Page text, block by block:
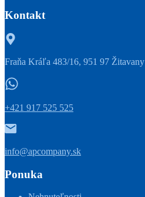
Kontakt
Fraňa Kráľa 483/16, 951 97 Žitavany
+421 917 525 525
info@apcompany.sk
Ponuka